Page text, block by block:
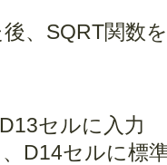
、SQRT関数
セルに入力
D14セルに標